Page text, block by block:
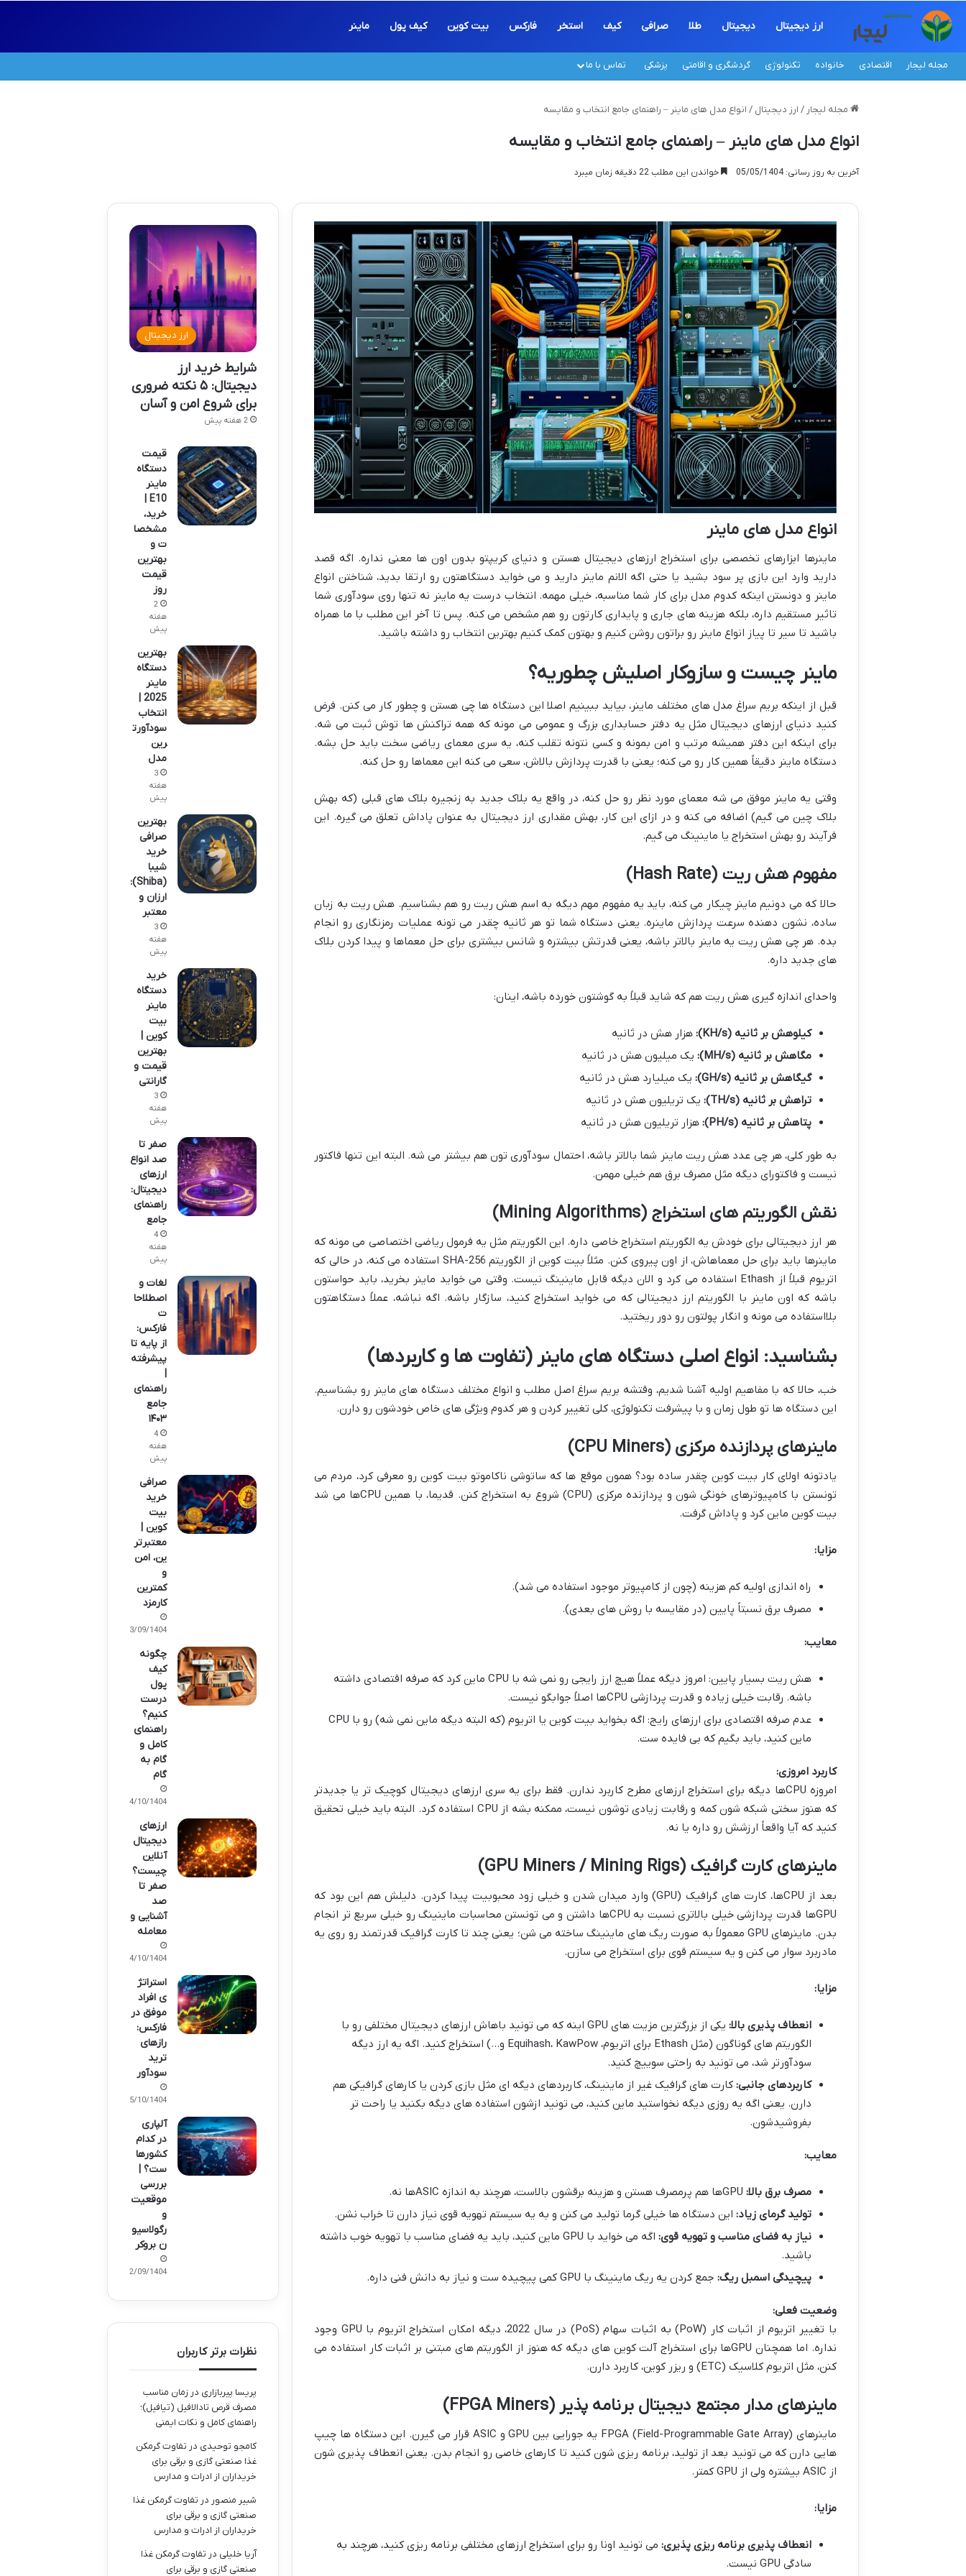
ارز دیجیتال دیجیتال طلا صرافی کیف استخر فارکس بیت کوین کیف پول ماینر
مجله لیجار اقتصادی خانواده تکنولوژی گردشگری و اقامتی پزشکی تماس با ما
مجله لیجار / ارز دیجیتال / انواع مدل های ماینر – راهنمای جامع انتخاب و مقایسه
انواع مدل های ماینر – راهنمای جامع انتخاب و مقایسه
آخرین به روز رسانی: 05/05/1404 خواندن این مطلب 22 دقیقه زمان میبرد
انواع مدل های ماینر
ماینرها ابزارهای تخصصی برای استخراج ارزهای دیجیتال هستن و دنیای کریپتو بدون اون ها معنی نداره. اگه قصد
دارید وارد این بازی پر سود بشید یا حتی اگه الانم ماینر دارید و می خواید دستگاهتون رو ارتقا بدید، شناختن انواع
ماینر و دونستن اینکه کدوم مدل برای کار شما مناسبه، خیلی مهمه. انتخاب درست یه ماینر نه تنها روی سودآوری شما
تاثیر مستقیم داره، بلکه هزینه های جاری و پایداری کارتون رو هم مشخص می کنه. پس تا آخر این مطلب با ما همراه
باشید تا سیر تا پیاز انواع ماینر رو براتون روشن کنیم و بهتون کمک کنیم بهترین انتخاب رو داشته باشید.
ماینر چیست و سازوکار اصلیش چطوریه؟
قبل از اینکه بریم سراغ مدل های مختلف ماینر، بیاید ببینیم اصلا این دستگاه ها چی هستن و چطور کار می کنن. فرض
کنید دنیای ارزهای دیجیتال مثل یه دفتر حسابداری بزرگ و عمومی می مونه که همه تراکنش ها توش ثبت می شه.
برای اینکه این دفتر همیشه مرتب و امن بمونه و کسی نتونه تقلب کنه، یه سری معمای ریاضی سخت باید حل بشه.
دستگاه ماینر دقیقاً همین کار رو می کنه؛ یعنی با قدرت پردازش بالاش، سعی می کنه این معماها رو حل کنه.
وقتی یه ماینر موفق می شه معمای مورد نظر رو حل کنه، در واقع یه بلاک جدید به زنجیره بلاک های قبلی (که بهش
بلاک چین می گیم) اضافه می کنه و در ازای این کار، بهش مقداری ارز دیجیتال به عنوان پاداش تعلق می گیره. این
فرآیند رو بهش استخراج یا ماینینگ می گیم.
مفهوم هش ریت (Hash Rate)
حالا که می دونیم ماینر چیکار می کنه، باید یه مفهوم مهم دیگه به اسم هش ریت رو هم بشناسیم. هش ریت به زبان
ساده، نشون دهنده سرعت پردازش ماینره. یعنی دستگاه شما تو هر ثانیه چقدر می تونه عملیات رمزنگاری رو انجام
بده. هر چی هش ریت یه ماینر بالاتر باشه، یعنی قدرتش بیشتره و شانس بیشتری برای حل معماها و پیدا کردن بلاک
های جدید داره.
واحدای اندازه گیری هش ریت هم که شاید قبلاً به گوشتون خورده باشه، اینان:
کیلوهش بر ثانیه (KH/s):
هزار هش در ثانیه
مگاهش بر ثانیه (MH/s):
یک میلیون هش در ثانیه
گیگاهش بر ثانیه (GH/s):
یک میلیارد هش در ثانیه
تراهش بر ثانیه (TH/s):
یک تریلیون هش در ثانیه
پتاهش بر ثانیه (PH/s):
هزار تریلیون هش در ثانیه
به طور کلی، هر چی عدد هش ریت ماینر شما بالاتر باشه، احتمال سودآوری تون هم بیشتر می شه. البته این تنها فاکتور
نیست و فاکتورای دیگه مثل مصرف برق هم خیلی مهمن.
نقش الگوریتم های استخراج (Mining Algorithms)
هر ارز دیجیتالی برای خودش یه الگوریتم استخراج خاصی داره. این الگوریتم مثل یه فرمول ریاضی اختصاصی می مونه که
ماینرها باید برای حل معماهاش، از اون پیروی کنن. مثلاً بیت کوین از الگوریتم SHA-256 استفاده می کنه، در حالی که
اتریوم قبلاً از Ethash استفاده می کرد و الان دیگه قابل ماینینگ نیست. وقتی می خواید ماینر بخرید، باید حواستون
باشه که اون ماینر با الگوریتم ارز دیجیتالی که می خواید استخراج کنید، سازگار باشه. اگه نباشه، عملاً دستگاهتون
بلااستفاده می مونه و انگار پولتون رو دور ریختید.
بشناسید: انواع اصلی دستگاه های ماینر (تفاوت ها و کاربردها)
خب، حالا که با مفاهیم اولیه آشنا شدیم، وقتشه بریم سراغ اصل مطلب و انواع مختلف دستگاه های ماینر رو بشناسیم.
این دستگاه ها تو طول زمان و با پیشرفت تکنولوژی، کلی تغییر کردن و هر کدوم ویژگی های خاص خودشون رو دارن.
ماینرهای پردازنده مرکزی (CPU Miners)
یادتونه اولای کار بیت کوین چقدر ساده بود؟ همون موقع ها که ساتوشی ناکاموتو بیت کوین رو معرفی کرد، مردم می
تونستن با کامپیوترهای خونگی شون و پردازنده مرکزی (CPU) شروع به استخراج کنن. قدیما، با همین CPUها می شد
بیت کوین ماین کرد و پاداش گرفت.
مزایا:
راه اندازی اولیه کم هزینه (چون از کامپیوتر موجود استفاده می شد).
مصرف برق نسبتاً پایین (در مقایسه با روش های بعدی).
معایب:
هش ریت بسیار پایین: امروز دیگه عملاً هیچ ارز رایجی رو نمی شه با CPU ماین کرد که صرفه اقتصادی داشته
باشه. رقابت خیلی زیاده و قدرت پردازشی CPUها اصلاً جوابگو نیست.
عدم صرفه اقتصادی برای ارزهای رایج: اگه بخواید بیت کوین یا اتریوم (که البته دیگه ماین نمی شه) رو با CPU
ماین کنید، باید بگیم که بی فایده ست.
کاربرد امروزی:
امروزه CPUها دیگه برای استخراج ارزهای مطرح کاربرد ندارن. فقط برای یه سری ارزهای دیجیتال کوچیک تر یا جدیدتر
که هنوز سختی شبکه شون کمه و رقابت زیادی توشون نیست، ممکنه بشه از CPU استفاده کرد. البته باید خیلی تحقیق
کنید که آیا واقعاً ارزشش رو داره یا نه.
ماینرهای کارت گرافیک (GPU Miners / Mining Rigs)
بعد از CPUها، کارت های گرافیک (GPU) وارد میدان شدن و خیلی زود محبوبیت پیدا کردن. دلیلش هم این بود که
GPUها قدرت پردازشی خیلی بالاتری نسبت به CPUها داشتن و می تونستن محاسبات ماینینگ رو خیلی سریع تر انجام
بدن. ماینرهای GPU معمولاً به صورت ریگ های ماینینگ ساخته می شن؛ یعنی چند تا کارت گرافیک قدرتمند رو روی یه
مادربرد سوار می کنن و یه سیستم قوی برای استخراج می سازن.
مزایا:
انعطاف پذیری بالا:
یکی از بزرگترین مزیت های GPU اینه که می تونید باهاش ارزهای دیجیتال مختلفی رو با
الگوریتم های گوناگون (مثل Ethash برای اتریوم، Equihash، KawPow و…) استخراج کنید. اگه یه ارز دیگه
سودآورتر شد، می تونید به راحتی سوییچ کنید.
کاربردهای جانبی: کارت های گرافیک غیر از ماینینگ، کاربردهای دیگه ای مثل بازی کردن یا کارهای گرافیکی هم
دارن. یعنی اگه یه روزی دیگه نخواستید ماین کنید، می تونید ازشون استفاده های دیگه بکنید یا راحت تر
بفروشیدشون.
معایب:
مصرف برق بالا:
تولید گرمای زیاد: این دستگاه ها خیلی گرما تولید می کنن و به یه سیستم تهویه قوی نیاز دارن تا خراب نشن.
نیاز به فضای مناسب و تهویه قوی:
اگه می خواید با GPU ماین کنید، باید یه فضای مناسب با تهویه خوب داشته
باشید.
پیچیدگی اسمبل ریگ: جمع کردن یه ریگ ماینینگ با GPU کمی پیچیده ست و نیاز به دانش فنی داره.
وضعیت فعلی:
با تغییر اتریوم از اثبات کار (PoW) به اثبات سهام (PoS) در سال 2022، دیگه امکان استخراج اتریوم با GPU وجود
نداره. اما همچنان GPUها برای استخراج آلت کوین های دیگه که هنوز از الگوریتم های مبتنی بر اثبات کار استفاده می
کنن، مثل اتریوم کلاسیک (ETC) و ریزر کوین، کاربرد دارن.
ماینرهای مدار مجتمع دیجیتال برنامه پذیر (FPGA Miners)
ماینرهای FPGA (Field-Programmable Gate Array) یه جورایی بین GPU و ASIC قرار می گیرن. این دستگاه ها چیپ
هایی دارن که می تونید بعد از تولید، برنامه ریزی شون کنید تا کارهای خاصی رو انجام بدن. یعنی انعطاف پذیری شون
از ASIC بیشتره ولی از GPU کمتر.
مزایا:
انعطاف پذیری برنامه ریزی پذیری: می تونید اونا رو برای استخراج ارزهای مختلفی برنامه ریزی کنید، هرچند به
سادگی GPU نیست.
ارز دیجیتال
شرایط خرید ارز
دیجیتال: ۵ نکته ضروری
برای شروع امن و آسان
2 هفته پیش
قیمت
دستگاه
ماینر
E10 |
خرید،
مشخصا
ت و
بهترین
قیمت
روز
2
هفته
پیش
بهترین
دستگاه
ماینر
2025 |
انتخاب
سودآورت
رین
مدل
3
هفته
پیش
بهترین
صرافی
خرید
شیبا
(Shiba):
ارزان و
معتبر
3
هفته
پیش
خرید
دستگاه
ماینر
بیت
کوین |
بهترین
قیمت و
گارانتی
3
هفته
پیش
صفر تا
صد انواع
ارزهای
دیجیتال:
راهنمای
جامع
4
هفته
پیش
لغات و
اصطلاحا
ت
فارکس:
از پایه تا
پیشرفته
راهنمای
جامع
۱۴۰۳
4
هفته
پیش
صرافی
خرید
بیت
کوین |
معتبرتر
ین، امن
و
کمترین
کارمزد
13/09/1404
چگونه
کیف
پول
درست
کنیم؟
راهنمای
کامل و
گام به
گام
14/10/1404
ارزهای
دیجیتال
آنلاین
چیست؟
صفر تا
صد
آشنایی و
معامله
14/10/1404
استراتژ
ی افراد
موفق در
فارکس:
رازهای
ترید
سودآور
15/10/1404
آلپاری
در کدام
کشورها
ست؟ |
بررسی
موقعیت
و
رگولاسیو
ن بروکر
02/09/1404
نظرات برتر کاربران
پریسا پیربازاری در زمان مناسب
مصرف قرص تادالافیل (تیافیل)؛
راهنمای کامل و نکات ایمنی
کامجو توحیدی در تفاوت گرمکن
غذا صنعتی گازی و برقی برای
خریداران از ادرات و مدارس
شبیر منصور در تفاوت گرمکن غذا
صنعتی گازی و برقی برای
خریداران از ادرات و مدارس
آریا خلیلی در تفاوت گرمکن غذا
صنعتی گازی و برقی برای